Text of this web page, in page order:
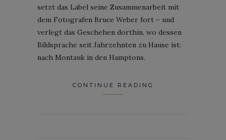
setzt das Label seine Zusammenarbeit mit
dem Fotografen Bruce Weber fort – und
verlegt das Geschehen dorthin, wo dessen
Bildsprache seit Jahrzehnten zu Hause ist:
nach Montauk in den Hamptons.
CONTINUE READING